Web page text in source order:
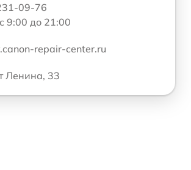
09-76
9:00 до 21:00
repair-center.ru
Ленина, 33